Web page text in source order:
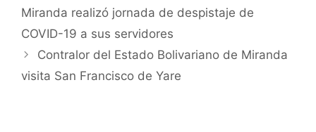
Miranda realizó jornada de despistaje de
COVID-19 a sus servidores
Contralor del Estado Bolivariano de Miranda
visita San Francisco de Yare